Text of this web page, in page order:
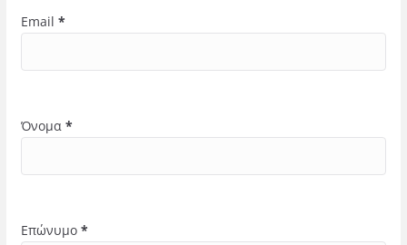
Email *
Όνομα *
Επώνυμο *